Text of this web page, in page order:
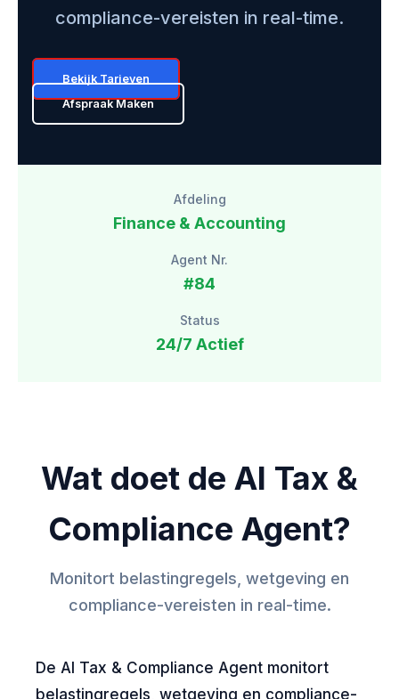
compliance-vereisten in real-time.
Bekijk Tarieven
Afspraak Maken
Afdeling
Finance & Accounting
Agent Nr.
#84
Status
24/7 Actief
Wat doet de AI Tax &
Compliance Agent?
Monitort belastingregels, wetgeving en
compliance-vereisten in real-time.
De AI Tax & Compliance Agent monitort
belastingregels, wetgeving en compliance-